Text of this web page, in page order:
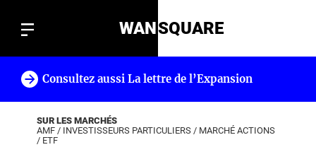
WANSQUARE
Consultez aussi La lettre de l’Expansion
SUR LES MARCHÉS
AMF / INVESTISSEURS PARTICULIERS / MARCHÉ ACTIONS
/ ETF